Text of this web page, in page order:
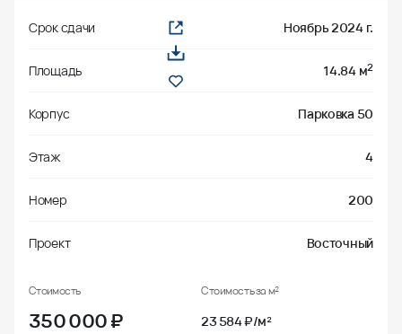
Срок сдачи Ноябрь 2024 г.
Площадь 14.84 м2
Корпус Парковка 50
Этаж 4
Номер 200
Проект Восточный
Стоимость
350 000₽
Стоимость за м²
23 584 ₽/м²